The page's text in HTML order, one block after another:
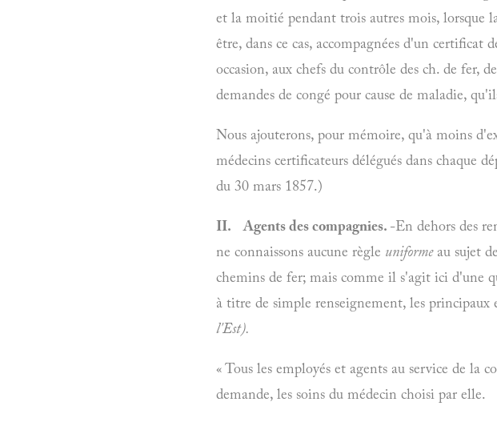
et la moitié pendant trois autres mois, lorsque
être, dans ce cas, accompagnées d'un
occasion, aux chefs du contrôle des ch. de
demandes de congé pour cause de maladie,
Nous ajouterons, pour mémoire, qu'à moins
médecins certificateurs délégués dans chaque
du 30 mars 1857.)
II. Agents des compagnies. -En dehors des
ne connaissons aucune règle uniformeau sujet
chemins de fer; mais comme il s'agit ici d'une
à titre de simple renseignement, les
l'Est).
« Tous les employés et agents au service de la
demande, les soins du médecin choisi par elle.